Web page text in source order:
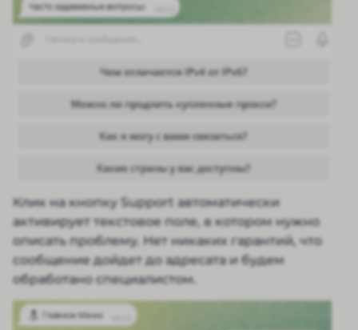
Клик на кнопку Support автоматически
активирует текстовое поле, в котором нужно
описать проблему. Нет никаких гарантий, что
сообщение дойдет до адресата и будем
обработано специалистом.